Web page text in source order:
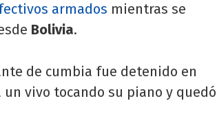
armados mientras se
Bolivia.
de cumbia fue detenido en
vivo tocando su piano y quedó